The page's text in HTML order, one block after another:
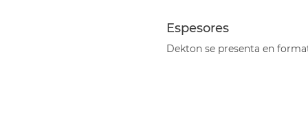
.
.
Espesores
Dekton se presenta en